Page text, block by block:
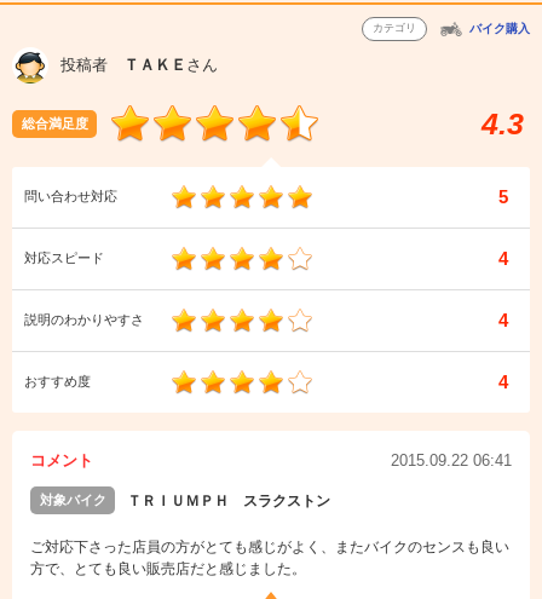
カテゴリ バイク購入
投稿者 ＴＡＫＥ さん
総合満足度 4.3
問い合わせ対応 5
対応スピード 4
説明のわかりやすさ 4
おすすめ度 4
コメント 2015.09.22 06:41
対象バイク ＴＲＩＵＭＰＨ スラクストン
ご対応下さった店員の方がとても感じがよく、またバイクのセンスも良い
方で、とても良い販売店だと感じました。